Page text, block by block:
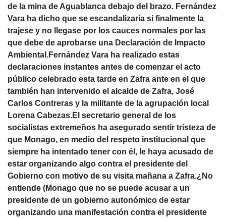
de la mina de Aguablanca debajo del brazo. Fernández
Vara ha dicho que se escandalizaría si finalmente la
trajese y no llegase por los cauces normales por las
que debe de aprobarse una Declaración de Impacto
Ambiental.Fernández Vara ha realizado estas
declaraciones instantes antes de comenzar el acto
público celebrado esta tarde en Zafra ante en el que
también han intervenido el alcalde de Zafra, José
Carlos Contreras y la militante de la agrupación local
Lorena Cabezas.El secretario general de los
socialistas extremeños ha asegurado sentir tristeza de
que Monago, en medio del respeto institucional que
siempre ha intentado tener con él, le haya acusado de
estar organizando algo contra el presidente del
Gobierno con motivo de su visita mañana a Zafra.¿No
entiende (Monago que no se puede acusar a un
presidente de un gobierno autonómico de estar
organizando una manifestación contra el presidente